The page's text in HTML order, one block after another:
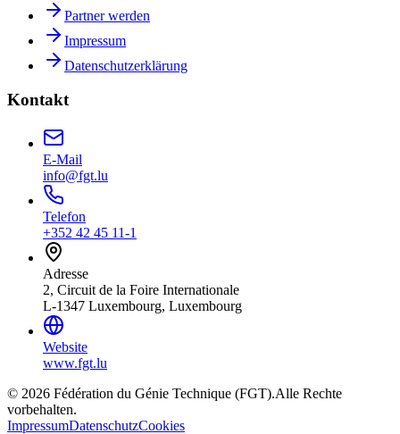
Partner werden
Impressum
Datenschutzerklärung
Kontakt
E-Mail
info@fgt.lu
Telefon
+352 42 45 11-1
Adresse
2, Circuit de la Foire Internationale
L-1347 Luxembourg, Luxembourg
Website
www.fgt.lu
© 2026 Fédération du Génie Technique (FGT).Alle Rechte
vorbehalten.
ImpressumDatenschutzCookies